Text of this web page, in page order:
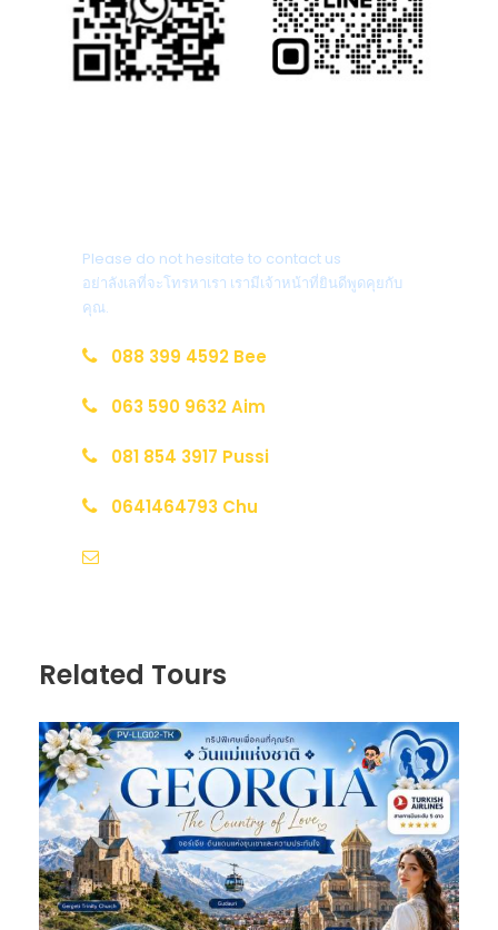
Please do not hesitate to contact us
อย่าลังเลที่จะโทรหาเรา เรามีเจ้าหน้าที่ยินดีพูดคุยกับ
คุณ.
088 399 4592 Bee
063 590 9632 Aim
081 854 3917 Pussi
0641464793 Chu
Related Tours